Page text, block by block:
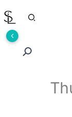
חיפוש